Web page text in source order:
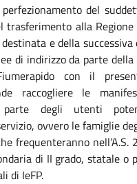
del
trasferimento alla Regione
e della
di indirizzo da parte della
con il
raccogliere le
degli utenti
ovvero le famiglie
frequenteranno
di II grado, statale o
di IeFP.